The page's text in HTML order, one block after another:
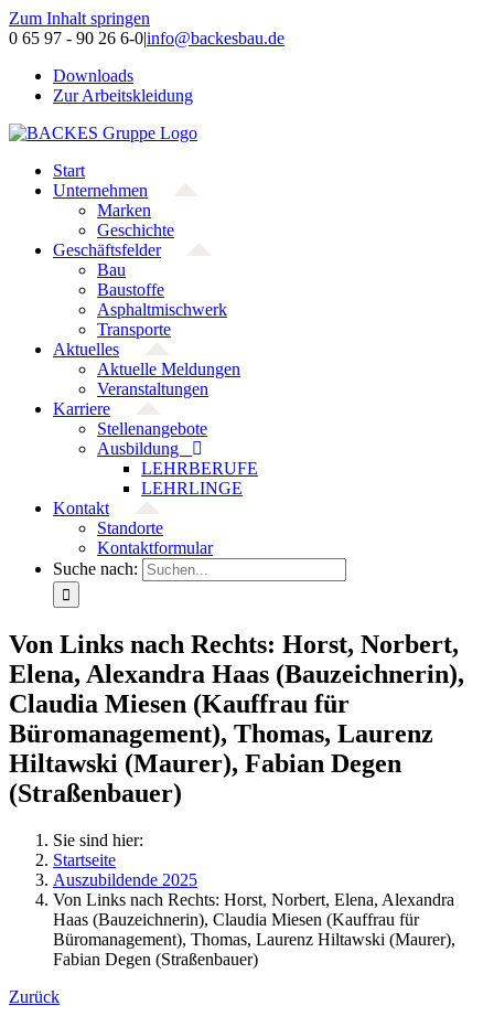
Zum Inhalt springen
0 65 97 - 90 26 6-0|info@backesbau.de
Downloads
Zur Arbeitskleidung
Start
Unternehmen
Marken
Geschichte
Geschäftsfelder
Bau
Baustoffe
Asphaltmischwerk
Transporte
Aktuelles
Aktuelle Meldungen
Veranstaltungen
Karriere
Stellenangebote
Ausbildung
LEHRBERUFE
LEHRLINGE
Kontakt
Standorte
Kontaktformular
Suche nach:
Von Links nach Rechts: Horst, Norbert,
Elena, Alexandra Haas (Bauzeichnerin),
Claudia Miesen (Kauffrau für
Büromanagement), Thomas, Laurenz
Hiltawski (Maurer), Fabian Degen
(Straßenbauer)
Sie sind hier:
Startseite
Auszubildende 2025
Von Links nach Rechts: Horst, Norbert, Elena, Alexandra
Haas (Bauzeichnerin), Claudia Miesen (Kauffrau für
Büromanagement), Thomas, Laurenz Hiltawski (Maurer),
Fabian Degen (Straßenbauer)
Zurück